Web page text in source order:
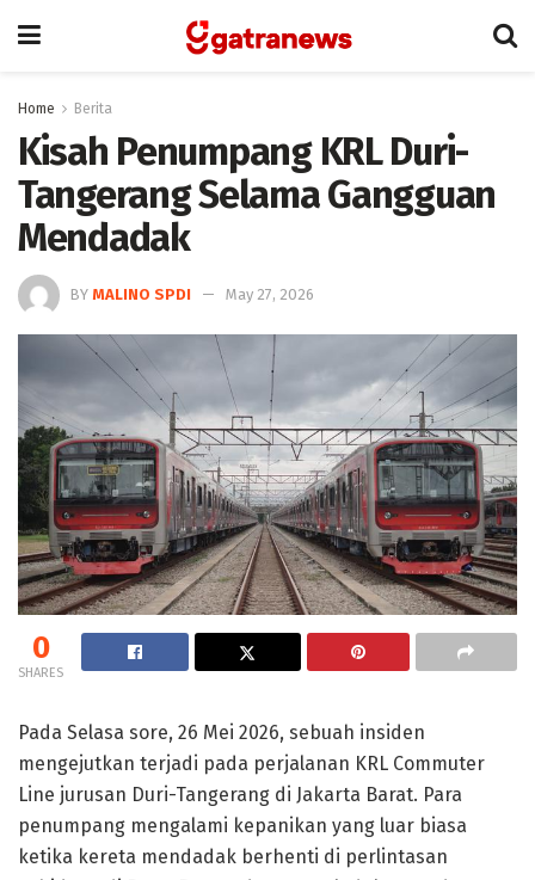
Home Berita
Kisah Penumpang KRL Duri-
Tangerang Selama Gangguan
Mendadak
BY MALINO SPDI May 27, 2026
0
SHARES
Pada Selasa sore, 26 Mei 2026, sebuah insiden
mengejutkan terjadi pada perjalanan KRL Commuter
Line jurusan Duri-Tangerang di Jakarta Barat. Para
penumpang mengalami kepanikan yang luar biasa
ketika kereta mendadak berhenti di perlintasan